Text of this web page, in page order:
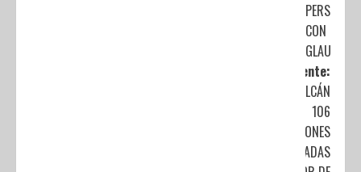
PERSONAS
CON
GLAUCOMA
Siguiente:
EMITE VOLCÁN
106
EXHALACIONES
ACOMPAÑADAS